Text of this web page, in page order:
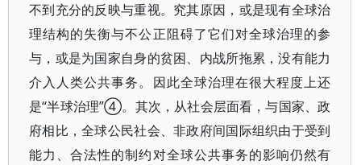
不到充分的反映与重视。究其原因，或是现有全球治
理结构的失衡与不公正阻碍了它们对全球治理的参
与，或是为国家自身的贫困、内战所拖累，没有能力
介入人类公共事务。因此全球治理在很大程度上还
是“半球治理”④。其次，从社会层面看，与国家、政
府相比，全球公民社会、非政府间国际组织由于受到
能力、合法性的制约对全球公共事务的影响仍然有